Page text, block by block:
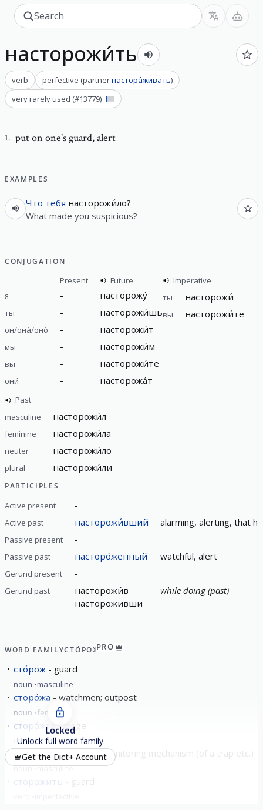
насторожи́ть
verb perfective (partnerнастора́живать)
very rarely used (#13779)
1. put on one's guard,alert
EXAMPLES
Что тебя насторожи́ло?
What made you suspicious?
CONJUGATION
Present
Future
я
- насторожу́
ты - насторожи́шь
он/она́/оно́ - насторожи́т
мы - насторожи́м
вы - насторожи́те
они́ - насторожа́т
Imperative
ты
насторожи́
вы насторожи́те
Past
masculine
насторожи́л
feminine насторожи́ла
neuter насторожи́ло
plural насторожи́ли
PARTICIPLES
Active present -
Active past насторожи́вший alarming, alerting, that
Passive present -
Passive past насторо́женный watchful, alert
Gerund present -
Gerund past
насторожи́в
настороживши
while doing (past)
WORD FAMILYСТО́РОЖPRO
сто́рож guard
noun masculine
сторо́жа watchmen; outpost
noun feminine
сторо́жка lodge
noun
сторожо́к release / monitoring mechanism (of a trap etc.)
noun masculine
сторожи́ть
Locked
Unlock full word family
Get the Dict+ Account